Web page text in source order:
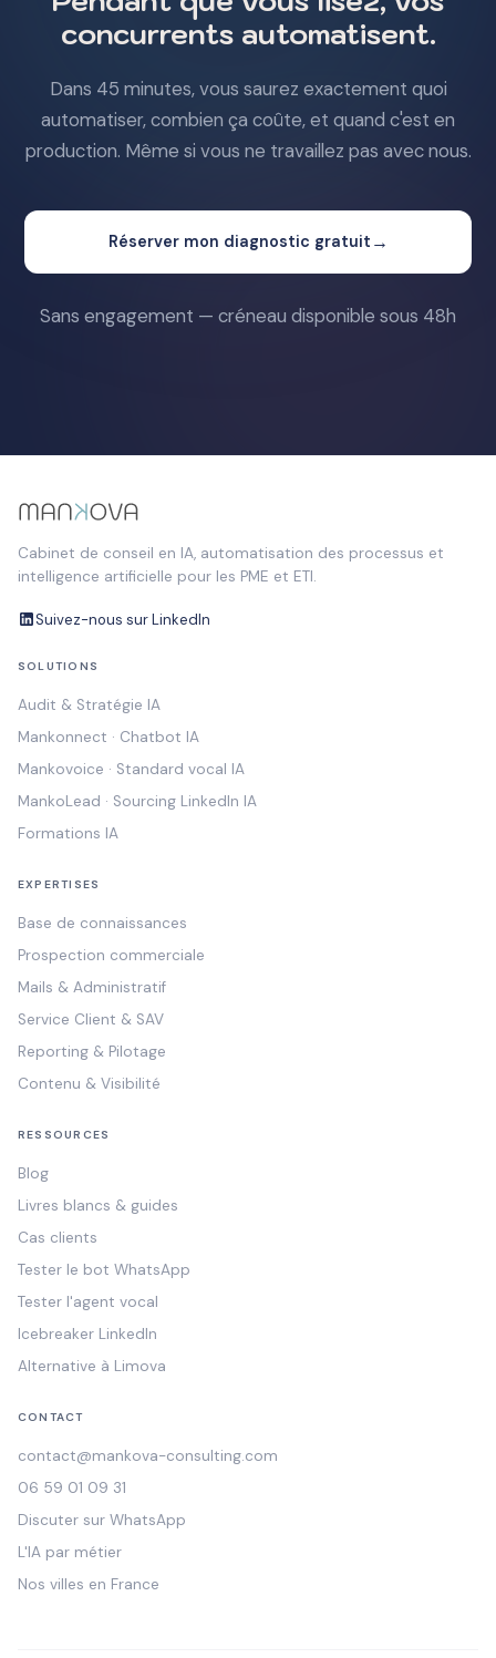
concurrents automatisent.
Dans 45 minutes, vous saurez exactement quoi
automatiser, combien ça coûte, et quand c'est en
production. Même si vous ne travaillez pas avec nous.
Réserver mon diagnostic gratuit →
Sans engagement — créneau disponible sous 48h
Cabinet de conseil en IA, automatisation des processus et
intelligence artificielle pour les PME et ETI.
Suivez-nous sur LinkedIn
SOLUTIONS
Audit & Stratégie IA
Mankonnect · Chatbot IA
Mankovoice · Standard vocal IA
MankoLead · Sourcing LinkedIn IA
Formations IA
EXPERTISES
Base de connaissances
Prospection commerciale
Mails & Administratif
Service Client & SAV
Reporting & Pilotage
Contenu & Visibilité
RESSOURCES
Blog
Livres blancs & guides
Cas clients
Tester le bot WhatsApp
Tester l'agent vocal
Icebreaker LinkedIn
Alternative à Limova
CONTACT
contact@mankova-consulting.com
06 59 01 09 31
Discuter sur WhatsApp
L'IA par métier
Nos villes en France